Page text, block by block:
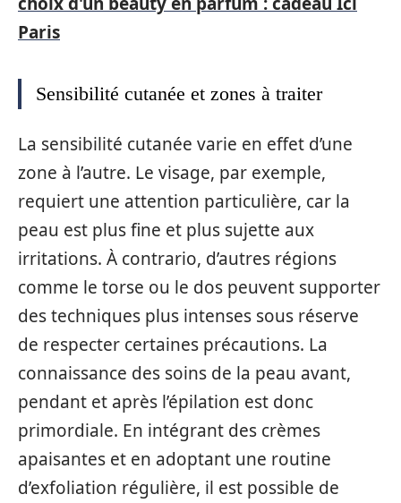
Paris
Sensibilité cutanée et zones à traiter
La sensibilité cutanée varie en effet d’une
zone à l’autre. Le visage, par exemple,
requiert une attention particulière, car la
peau est plus fine et plus sujette aux
irritations. À contrario, d’autres régions
comme le torse ou le dos peuvent supporter
des techniques plus intenses sous réserve
de respecter certaines précautions. La
connaissance des soins de la peau avant,
pendant et après l’épilation est donc
primordiale. En intégrant des crèmes
apaisantes et en adoptant une routine
d’exfoliation régulière, il est possible de